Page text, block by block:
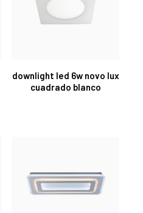
downlight led 6w novo lux
cuadrado blanco